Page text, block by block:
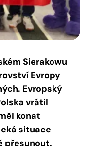
Sierakowu
Evropy
Evropský
vrátil
konat
situace
přesunout.